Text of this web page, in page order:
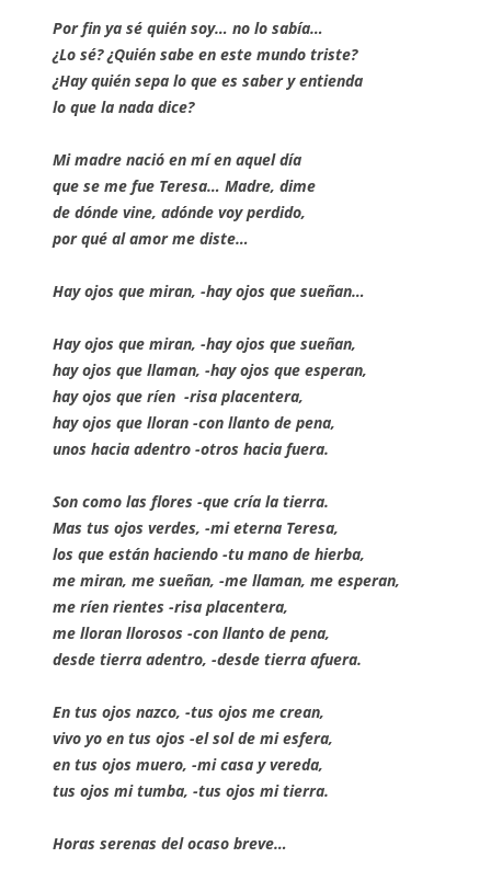
Por fin ya sé quién soy… no lo sabía…
¿Lo sé? ¿Quién sabe en este mundo triste?
¿Hay quién sepa lo que es saber y entienda
lo que la nada dice?
Mi madre nació en mí en aquel día
que se me fue Teresa… Madre, dime
de dónde vine, adónde voy perdido,
por qué al amor me diste…
Hay ojos que miran, -hay ojos que sueñan…
Hay ojos que miran, -hay ojos que sueñan,
hay ojos que llaman, -hay ojos que esperan,
hay ojos que ríen -risa placentera,
hay ojos que lloran -con llanto de pena,
unos hacia adentro -otros hacia fuera.
Son como las flores -que cría la tierra.
Mas tus ojos verdes, -mi eterna Teresa,
los que están haciendo -tu mano de hierba,
me miran, me sueñan, -me llaman, me esperan,
me ríen rientes -risa placentera,
me lloran llorosos -con llanto de pena,
desde tierra adentro, -desde tierra afuera.
En tus ojos nazco, -tus ojos me crean,
vivo yo en tus ojos -el sol de mi esfera,
en tus ojos muero, -mi casa y vereda,
tus ojos mi tumba, -tus ojos mi tierra.
Horas serenas del ocaso breve…